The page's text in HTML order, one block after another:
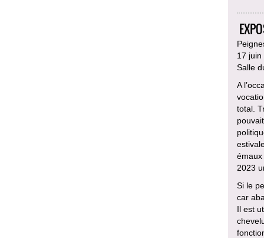
17
Salle
A
total.
émaux
2023
Si le
car
Il est